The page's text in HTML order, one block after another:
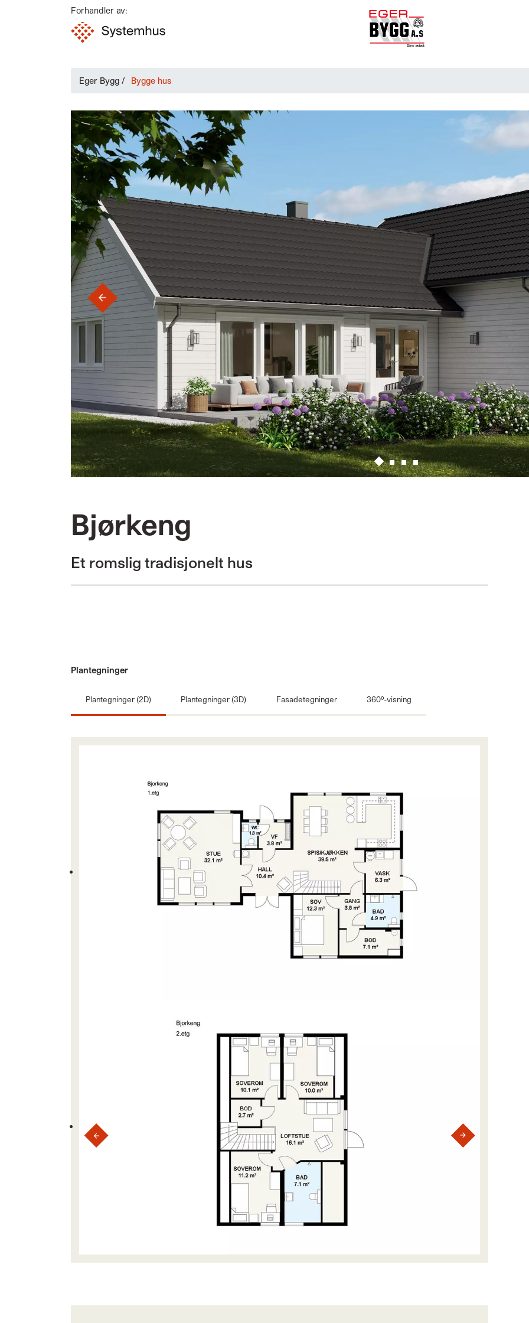
Forhandler av:
Eger Bygg / Bygge hus
‹
Bjørkeng
Et romslig tradisjonelt hus
Plantegninger
Plantegninger (2D) Plantegninger (3D) Fasadetegninger 360º-visning